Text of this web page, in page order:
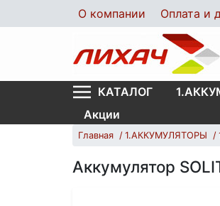
О компании Оплата и
КАТАЛОГ
Акции
Главная 1.АККУМУЛЯТОРЫ
Аккумулятор